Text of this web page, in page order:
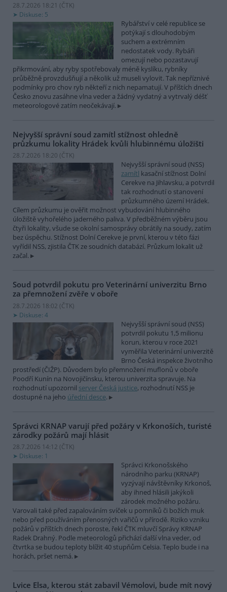
28.7.2026 18:21 (ČTK)
Diskuse: 5
Rybářství v celé republice se
potýkají s dlouhodobým
suchem a extrémním
nedostatek vody. Rybáři
omezují nebo pozastavují
přikrmování, aby ryby spotřebovaly méně kyslíku, rybníky
průběžně provzdušňují a několik už museli vylovit. Tak nepříznivé
podmínky pro chov ryb někteří z nich nepamatují. V příštích dnech
Česko znovu zasáhne vlna veder a žádný vydatný a vytrvalý déšť
meteorologové zatím neočekávají.
Nejvyšší správní soud zamítl stížnost ohledně
průzkumu lokality Hrádek kvůli hlubinnému úložišti
28.7.2026 18:20 (ČTK)
Nejvyšší správní soud (NSS)
zamítl kasační stížnost Dolní
Cerekve na Jihlavsku, a potvrdil
tak rozhodnutí o stanovení
průzkumného území Hrádek.
Cílem průzkumu je ověřit možnost vybudování hlubinného
úložiště vyhořelého jaderného paliva. V předběžném výběru jsou
čtyři lokality, všude se okolní samosprávy obrátily na soudy, zatím
bez úspěchu. Stížnost Dolní Cerekve je první, kterou v této fázi
vyřídil NSS, zjistila ČTK ze soudních databází. Průzkum lokalit už
začal.
Soud potvrdil pokutu pro Veterinární univerzitu Brno
za přemnožení zvěře v oboře
28.7.2026 18:02 (ČTK)
Diskuse: 4
Nejvyšší správní soud (NSS)
potvrdil pokutu 1,5 milionu
korun, kterou v roce 2021
vyměřila Veterinární univerzitě
Brno Česká inspekce životního
prostředí (ČIŽP). Důvodem bylo přemnožení muflonů v oboře
Poodří Kunín na Novojičínsku, kterou univerzita spravuje. Na
rozhodnutí upozornil server Česká justice, rozhodnutí NSS je
dostupné na jeho úřední desce.
Správci KRNAP varují před požáry v Krkonoších, turisté
zárodky požárů mají hlásit
28.7.2026 14:12 (ČTK)
Diskuse: 1
Správci Krkonošského
národního parku (KRNAP)
vyzývají návštěvníky Krkonoš,
aby ihned hlásili jakýkoli
zárodek možného požáru.
Varovali také před zapalováním svíček u pomníků či božích muk
nebo před používáním přenosných vařičů v přírodě. Riziko vzniku
požárů v příštích dnech poroste, řekl ČTK mluvčí Správy KRNAP
Radek Drahný. Podle meteorologů přichází další vlna veder, od
čtvrtka se budou teploty blížit 40 stupňům Celsia. Teplo bude i na
horách, pršet nemá.
Lvice Elsa, kterou stát zabavil Vémolovi, bude mít nový